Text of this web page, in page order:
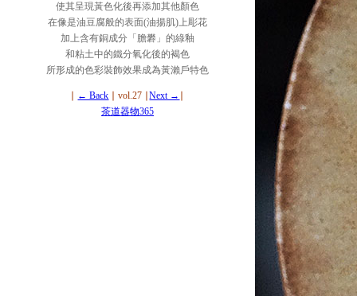
使其呈現黃色化後再添加其他顏色
在像是油豆腐般的表面(油揚肌)上彫花
加上含有銅成分「膽礬」的綠釉
和粘土中的鐵分氧化後的褐色
所形成的色彩裝飾效果成為黃瀨戶特色
← Back ∣ vol.27 ∣Next →
茶道器物365